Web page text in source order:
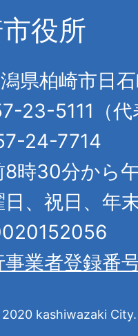
役所
県柏崎市日
23-5111（代
24-7714
8時30分から
日、祝日、年
業者登録番
kashiwazaki